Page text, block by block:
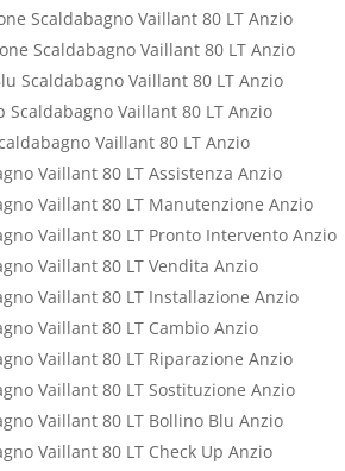
Scaldabagno Vaillant 80 LT Anzio
Scaldabagno Vaillant 80 LT Anzio
Scaldabagno Vaillant 80 LT Anzio
Scaldabagno Vaillant 80 LT Anzio
Vaillant 80 LT Anzio
Vaillant 80 LT Assistenza Anzio
Vaillant 80 LT Manutenzione Anzio
Vaillant 80 LT Pronto Intervento Anzio
Vaillant 80 LT Vendita Anzio
Vaillant 80 LT Installazione Anzio
Vaillant 80 LT Cambio Anzio
Vaillant 80 LT Riparazione Anzio
Vaillant 80 LT Sostituzione Anzio
Vaillant 80 LT Bollino Blu Anzio
Vaillant 80 LT Check Up Anzio